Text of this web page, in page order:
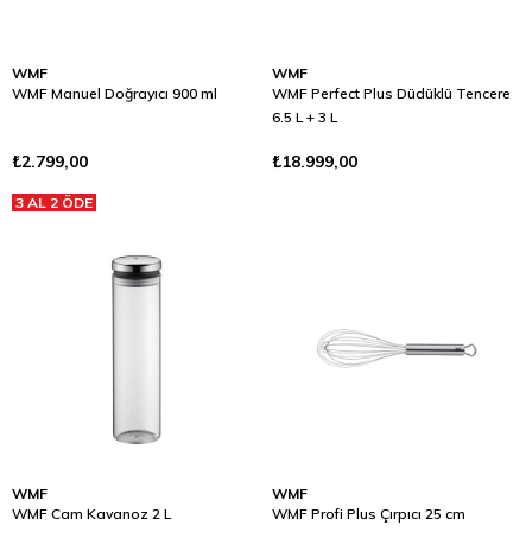
WMF
WMF Manuel Doğrayıcı 900 ml
₺2.799,00
3 AL 2 ÖDE
WMF
WMF Perfect Plus Düdüklü Tencere
6.5 L + 3 L
₺18.999,00
WMF
WMF Cam Kavanoz 2 L
WMF
WMF Profi Plus Çırpıcı 25 cm